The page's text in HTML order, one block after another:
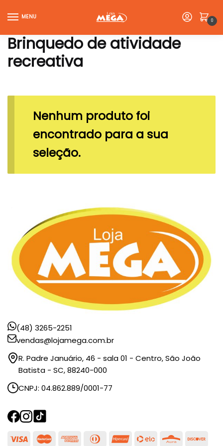
to
to
MENU
0
Brinquedo de atividade
recreativa
Nenhum produto foi
encontrado para a sua
seleção.
(48) 3265-2251
vendas@lojamega.com.br
R. Padre Januário, 46 - sala 01 - Centro, São João
Batista - SC, 88240-000
CNPJ: 04.862.889/0001-77